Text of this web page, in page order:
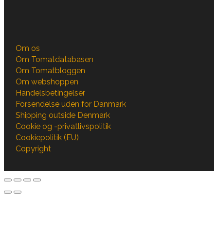
Om os
Om Tomatdatabasen
Om Tomatbloggen
Om webshoppen
Handelsbetingelser
Forsendelse uden for Danmark
Shipping outside Denmark
Cookie og -privatlivspolitik
Cookiepolitik (EU)
Copyright